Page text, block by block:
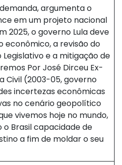
argumenta o
em um projeto nacional
2025, o governo Lula deve
econômico, a revisão do
e a mitigação de
Por José Dirceu Ex-
Civil (2003-05, governo
incertezas econômicas
no cenário geopolítico
vivemos hoje no mundo,
Brasil capacidade de
a fim de moldar o seu